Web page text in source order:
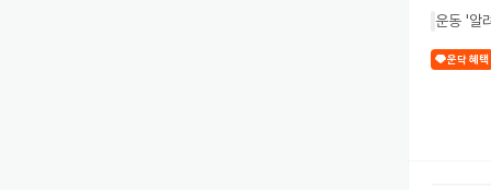
운동 '알
운닥 혜택